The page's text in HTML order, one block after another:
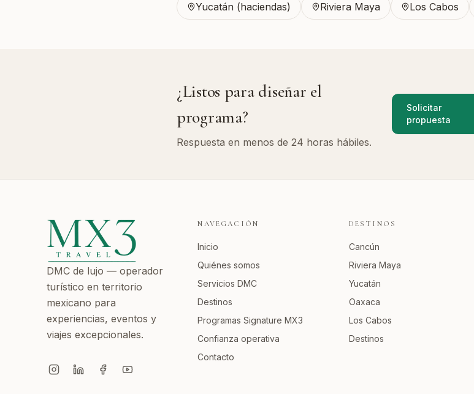
Yucatán (haciendas) Riviera Maya Los Cabos
¿Listos para diseñar el
programa?
Respuesta en menos de 24 horas hábiles.
Solicitar
propuesta
DMC de lujo — operador
turístico en territorio
mexicano para
experiencias, eventos y
viajes excepcionales.
NAVEGACIÓN
Inicio
Quiénes somos
Servicios DMC
Destinos
Programas Signature MX3
Confianza operativa
Contacto
DESTINOS
Cancún
Riviera Maya
Yucatán
Oaxaca
Los Cabos
Destinos